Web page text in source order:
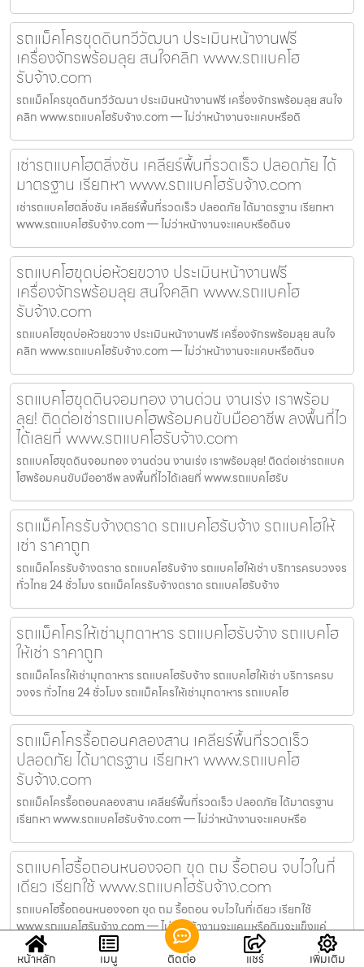
รถแม็คโครขุดดินทวีวัฒนา ประเมินหน้างานฟรี
เครื่องจักรพร้อมลุย สนใจคลิก www.รถแบคโฮ
รับจ้าง.com
รถแม็คโครขุดดินทวีวัฒนา ประเมินหน้างานฟรี เครื่องจักรพร้อมลุย สนใจ
คลิก www.รถแบคโฮรับจ้าง.com — ไม่ว่าหน้างานจะแคบหรือดิ
เช่ารถแบคโฮตลิ่งชัน เคลียร์พื้นที่รวดเร็ว ปลอดภัย ได้
มาตรฐาน เรียกหา www.รถแบคโฮรับจ้าง.com
เช่ารถแบคโฮตลิ่งชัน เคลียร์พื้นที่รวดเร็ว ปลอดภัย ได้มาตรฐาน เรียกหา
www.รถแบคโฮรับจ้าง.com — ไม่ว่าหน้างานจะแคบหรือดินจ
รถแบคโฮขุดบ่อห้วยขวาง ประเมินหน้างานฟรี
เครื่องจักรพร้อมลุย สนใจคลิก www.รถแบคโฮ
รับจ้าง.com
รถแบคโฮขุดบ่อห้วยขวาง ประเมินหน้างานฟรี เครื่องจักรพร้อมลุย สนใจ
คลิก www.รถแบคโฮรับจ้าง.com — ไม่ว่าหน้างานจะแคบหรือดินจ
รถแบคโฮขุดดินจอมทอง งานด่วน งานเร่ง เราพร้อม
ลุย! ติดต่อเช่ารถแบคโฮพร้อมคนขับมืออาชีพ ลงพื้นที่ไว
ได้เลยที่ www.รถแบคโฮรับจ้าง.com
รถแบคโฮขุดดินจอมทอง งานด่วน งานเร่ง เราพร้อมลุย! ติดต่อเช่ารถแบค
โฮพร้อมคนขับมืออาชีพ ลงพื้นที่ไวได้เลยที่ www.รถแบคโฮรับ
รถแม็คโครรับจ้างตราด รถแบคโฮรับจ้าง รถแบคโฮให้
เช่า ราคาถูก
รถแม็คโครรับจ้างตราด รถแบคโฮรับจ้าง รถแบคโฮให้เช่า บริการครบวงจร
ทั่วไทย 24 ชั่วโมง รถแม็คโครรับจ้างตราด รถแบคโฮรับจ้าง
รถแม็คโครให้เช่ามุกดาหาร รถแบคโฮรับจ้าง รถแบคโฮ
ให้เช่า ราคาถูก
รถแม็คโครให้เช่ามุกดาหาร รถแบคโฮรับจ้าง รถแบคโฮให้เช่า บริการครบ
วงจร ทั่วไทย 24 ชั่วโมง รถแม็คโครให้เช่ามุกดาหาร รถแบคโฮ
รถแม็คโครรื้อถอนคลองสาน เคลียร์พื้นที่รวดเร็ว
ปลอดภัย ได้มาตรฐาน เรียกหา www.รถแบคโฮ
รับจ้าง.com
รถแม็คโครรื้อถอนคลองสาน เคลียร์พื้นที่รวดเร็ว ปลอดภัย ได้มาตรฐาน
เรียกหา www.รถแบคโฮรับจ้าง.com — ไม่ว่าหน้างานจะแคบหรือ
รถแบคโฮรื้อถอนหนองจอก ขุด ถม รื้อถอน จบไวในที่
เดียว เรียกใช้ www.รถแบคโฮรับจ้าง.com
รถแบคโฮรื้อถอนหนองจอก ขุด ถม รื้อถอน จบไวในที่เดียว เรียกใช้
www.รถแบคโฮรับจ้าง.com — ไม่ว่าหน้างานจะแคบหรือดินจะแข็งแค่
หน้าหลัก เมนู ติดต่อ แชร์ เพิ่มเติม